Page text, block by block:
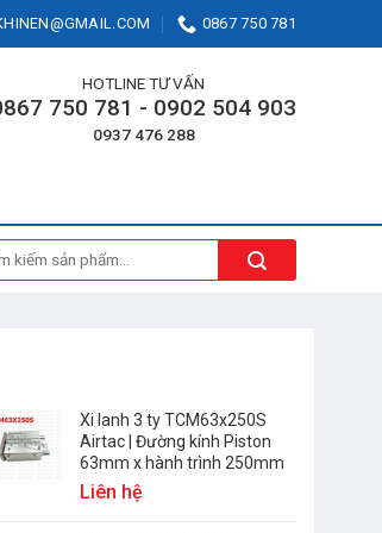
0867 750 781
HOTLINE TƯ VẤN
750 781 - 0902 504 903
0937 476 288
Xi lanh 3 ty TCM63x250S
Airtac | Đường kính Piston
63mm x hành trình 250mm
Liên hệ